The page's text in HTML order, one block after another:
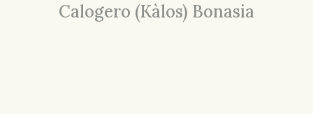
Calogero (Kàlos) Bonasia